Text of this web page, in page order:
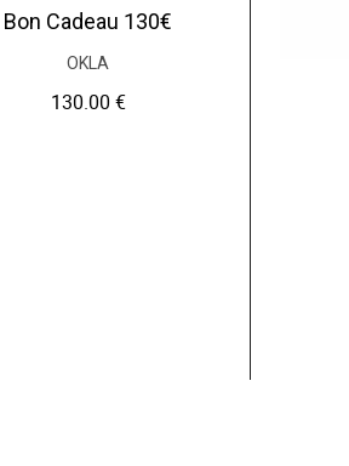
Bon Cadeau 130€
OKLA
130.00 €